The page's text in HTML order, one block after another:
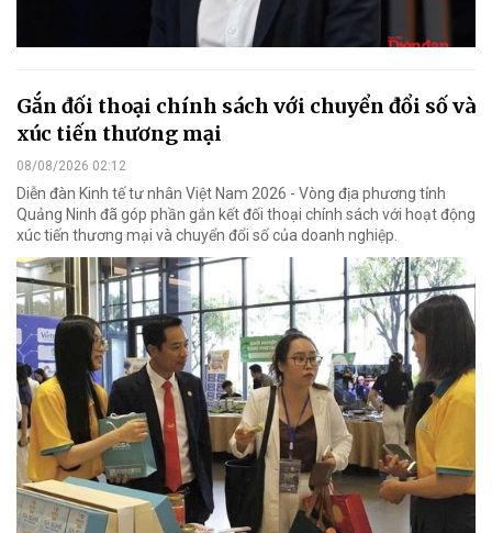
Gắn đối thoại chính sách với chuyển đổi số và
xúc tiến thương mại
08/08/2026 02:12
Diễn đàn Kinh tế tư nhân Việt Nam 2026 - Vòng địa phương tỉnh
Quảng Ninh đã góp phần gắn kết đối thoại chính sách với hoạt động
xúc tiến thương mại và chuyển đổi số của doanh nghiệp.